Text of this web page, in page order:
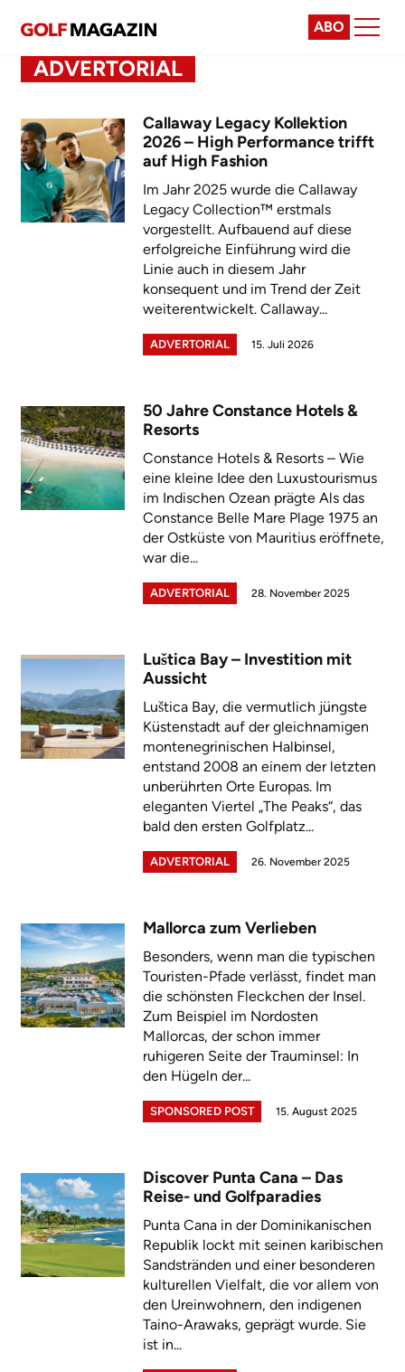
ABO
ADVERTORIAL
Callaway Legacy Kollektion
2026 – High Performance trifft
auf High Fashion
Im Jahr 2025 wurde die Callaway
Legacy Collection™ erstmals
vorgestellt. Aufbauend auf diese
erfolgreiche Einführung wird die
Linie auch in diesem Jahr
konsequent und im Trend der Zeit
weiterentwickelt. Callaway...
ADVERTORIAL 15. Juli 2026
50 Jahre Constance Hotels &
Resorts
Constance Hotels & Resorts – Wie
eine kleine Idee den Luxustourismus
im Indischen Ozean prägte Als das
Constance Belle Mare Plage 1975 an
der Ostküste von Mauritius eröffnete,
war die...
ADVERTORIAL 28. November 2025
Luštica Bay – Investition mit
Aussicht
Luštica Bay, die vermutlich jüngste
Küstenstadt auf der gleichnamigen
montenegrinischen Halbinsel,
entstand 2008 an einem der letzten
unberührten Orte Europas. Im
eleganten Viertel „The Peaks“, das
bald den ersten Golfplatz...
ADVERTORIAL 26. November 2025
Mallorca zum Verlieben
Besonders, wenn man die typischen
Touristen-Pfade verlässt, findet man
die schönsten Fleckchen der Insel.
Zum Beispiel im Nordosten
Mallorcas, der schon immer
ruhigeren Seite der Trauminsel: In
den Hügeln der...
SPONSORED POST 15. August 2025
Discover Punta Cana – Das
Reise- und Golfparadies
Punta Cana in der Dominikanischen
Republik lockt mit seinen karibischen
Sandstränden und einer besonderen
kulturellen Vielfalt, die vor allem von
den Ureinwohnern, den indigenen
Taino-Arawaks, geprägt wurde. Sie
ist in...